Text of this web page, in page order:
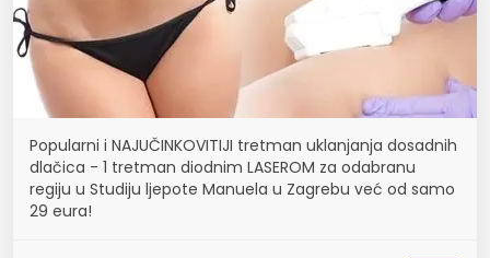
Popularni i NAJUČINKOVITIJI tretman uklanjanja dosadnih
dlačica - 1 tretman diodnim LASEROM za odabranu
regiju u Studiju ljepote Manuela u Zagrebu već od samo
29 eura!